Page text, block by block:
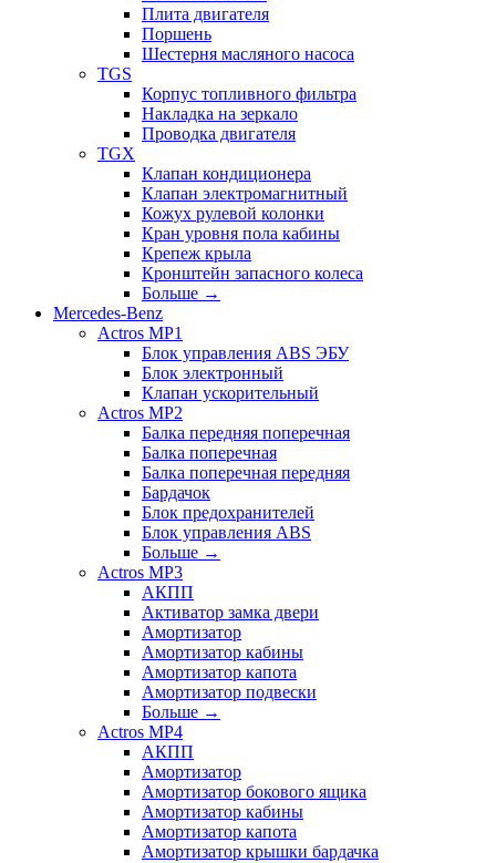
Плита двигателя
Поршень
Шестерня масляного насоса
TGS
Корпус топливного фильтра
Накладка на зеркало
Проводка двигателя
TGX
Клапан кондиционера
Клапан электромагнитный
Кожух рулевой колонки
Кран уровня пола кабины
Крепеж крыла
Кронштейн запасного колеса
Больше →
Mercedes-Benz
Actros MP1
Блок управления ABS ЭБУ
Блок электронный
Клапан ускорительный
Actros MP2
Балка передняя поперечная
Балка поперечная
Балка поперечная передняя
Бардачок
Блок предохранителей
Блок управления ABS
Больше →
Actros MP3
АКПП
Активатор замка двери
Амортизатор
Амортизатор кабины
Амортизатор капота
Амортизатор подвески
Больше →
Actros MP4
АКПП
Амортизатор
Амортизатор бокового ящика
Амортизатор кабины
Амортизатор капота
Амортизатор крышки бардачка